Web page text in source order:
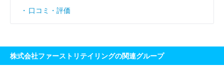
口コミ・評価
株式会社ファーストリテイリングの関連グループ